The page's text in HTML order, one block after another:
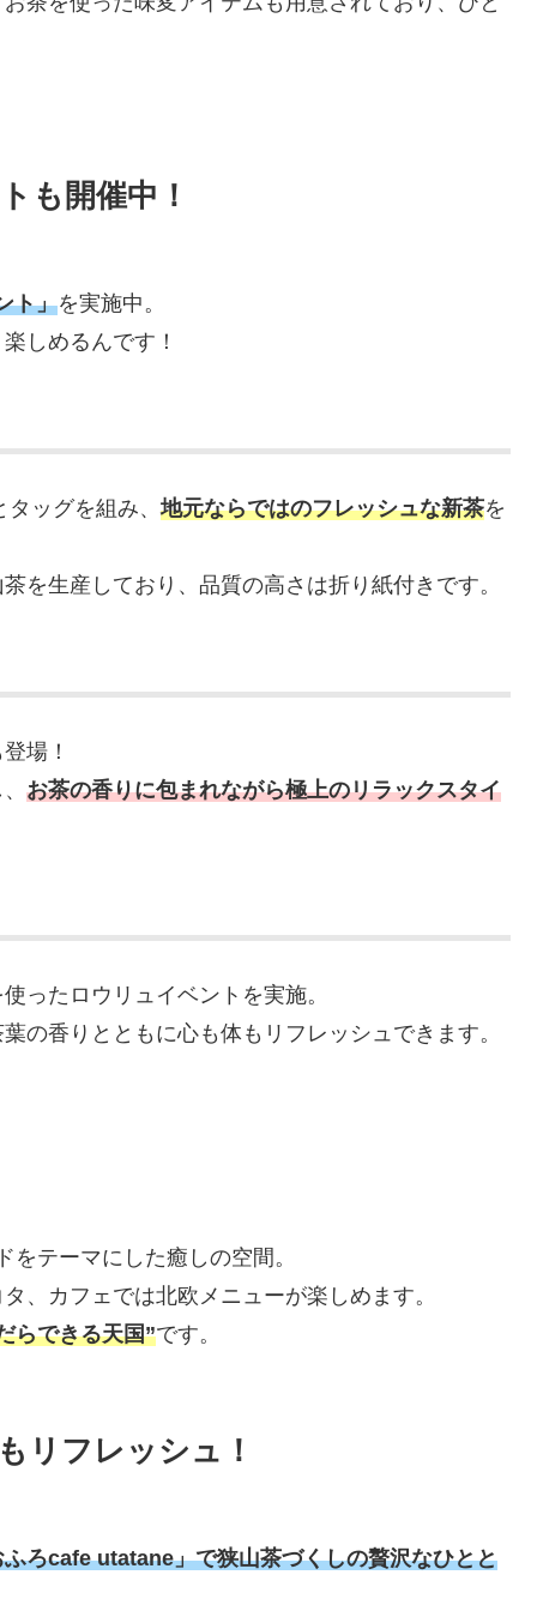
も開催中！
ト」を実施中。
しめるんです！
タッグを組み、地元ならではのフレッシュな新茶を
を生産しており、品質の高さは折り紙付きです。
場！
お茶の香りに包まれながら極上のリラックスタイ
ったロウリュイベントを実施。
の香りとともに心も体もリフレッシュできます。
テーマにした癒しの空間。
、カフェでは北欧メニューが楽しめます。
らできる天国”です。
リフレッシュ！
ろcafe utatane」で狭山茶づくしの贅沢なひとと